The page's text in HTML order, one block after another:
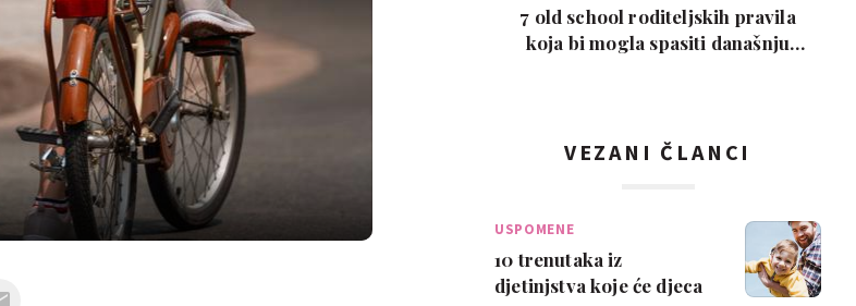
7 old school roditeljskih pravila
koja bi mogla spasiti današnju
VEZANI ČLANCI
USPOMENE
10 trenutaka iz
djetinjstva koje će djeca